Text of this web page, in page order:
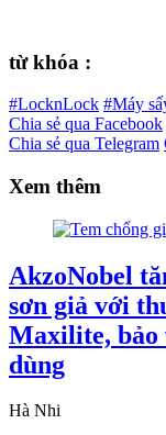
từ khóa :
#LocknLock #Máy
Chia sẻ qua Facebook
Chia sẻ qua Telegram
Xem thêm
AkzoNobel
sơn giả với
Maxilite, bảo
dùng
Hà Nhi